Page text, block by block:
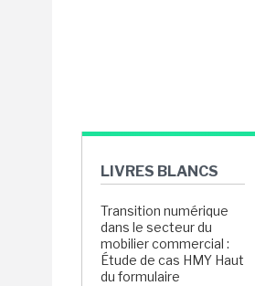
LIVRES BLANCS
Transition numérique
dans le secteur du
mobilier commercial :
Étude de cas HMY Haut
du formulaire